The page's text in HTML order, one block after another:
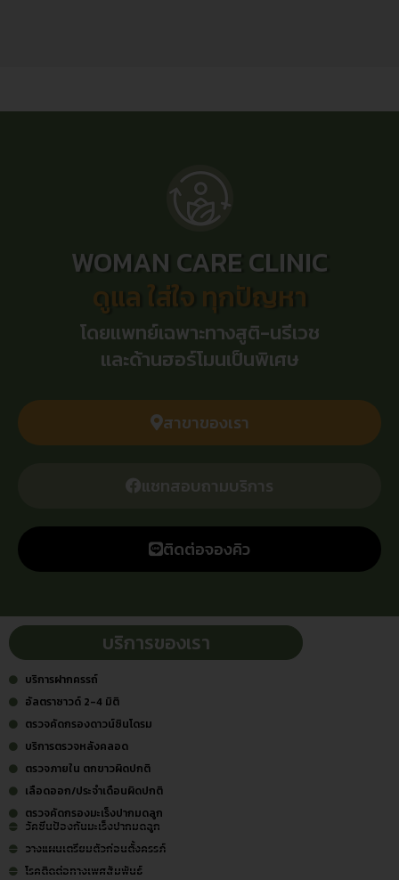
WOMAN CARE CLINIC
ดูแล ใส่ใจ ทุกปัญหา
โดยแพทย์เฉพาะทางสูติ-นรีเวช
และด้านฮอร์โมนเป็นพิเศษ
สาขาของเรา
แชทสอบถามบริการ
ติดต่อจองคิว
บริการของเรา
บริการฝากครรถ์
อัลตราซาวด์ 2-4 มิติ
ตรวจคัดกรองดาวน์ซินโดรม
บริการตรวจหลังคลอด
ตรวจภายใน ตกขาวผิดปกติ
เลือดออก/ประจำเดือนผิดปกติ
ตรวจคัดกรองมะเร็งปากมดลูก
วัคซีนป้องกันมะเร็งปากมดลูก
วางแผนเตรียมตัวก่อนตั้งครรภ์
โรคติดต่อทางเพศสัมพันธ์